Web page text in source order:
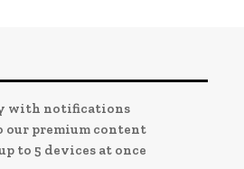
with notifications
our premium content
to 5 devices at once